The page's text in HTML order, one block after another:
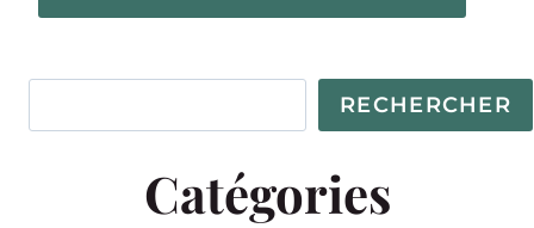
RECHERCHER
Catégories